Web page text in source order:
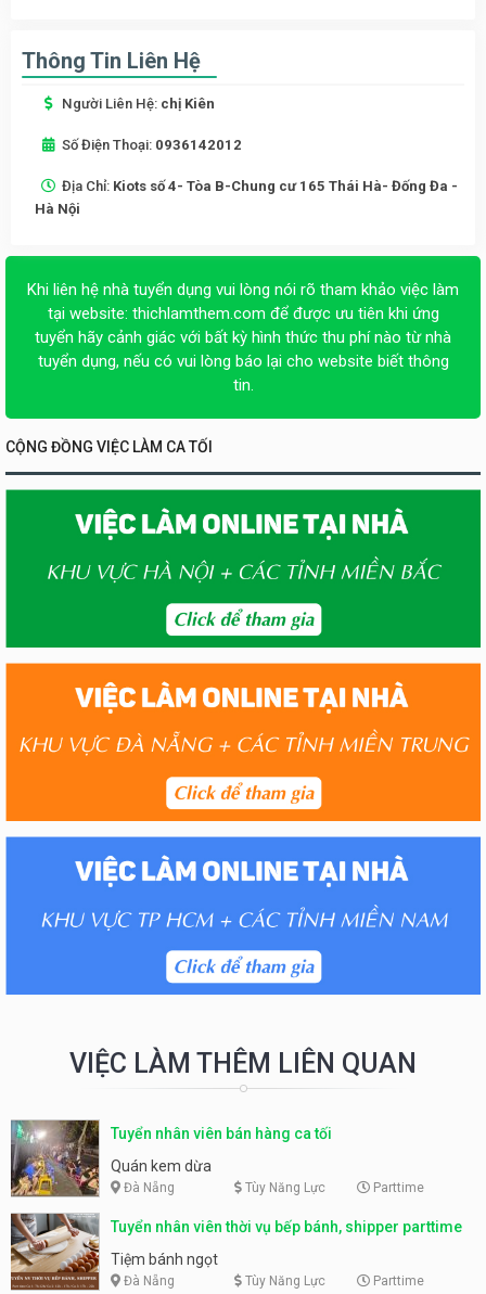
Thông Tin Liên Hệ
Người Liên Hệ: chị Kiên
Số Điện Thoại: 0936142012
Địa Chỉ: Kiots số 4- Tòa B-Chung cư 165 Thái Hà- Đống Đa -
Hà Nội
Khi liên hệ nhà tuyển dụng vui lòng nói rõ tham khảo việc làm
tại website: thichlamthem.com để được ưu tiên khi ứng
tuyển hãy cảnh giác với bất kỳ hình thức thu phí nào từ nhà
tuyển dụng, nếu có vui lòng báo lại cho website biết thông
tin.
CỘNG ĐỒNG VIỆC LÀM CA TỐI
VIỆC LÀM THÊM LIÊN QUAN
Tuyển nhân viên bán hàng ca tối
Quán kem dừa
Đà Nẵng Tùy Năng Lực Parttime
Tuyển nhân viên thời vụ bếp bánh, shipper parttime
Tiệm bánh ngọt
Đà Nẵng Tùy Năng Lực Parttime